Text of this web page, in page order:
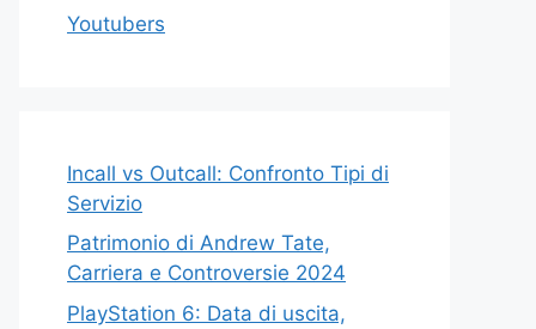
Youtubers
Incall vs Outcall: Confronto Tipi di
Servizio
Patrimonio di Andrew Tate,
Carriera e Controversie 2024
PlayStation 6: Data di uscita,